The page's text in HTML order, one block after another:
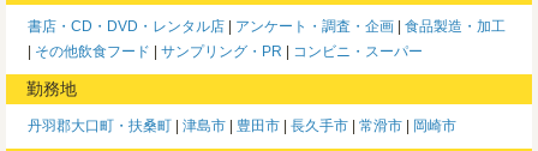
書店・CD・DVD・レンタル店 アンケート・調査・企画
食品製造・加工
その他飲食フード
サンプリング・PR コンビニ・スーパー
勤務地
丹羽郡大口町・扶桑町 津島市 豊田市 長久手市 常滑市 岡崎市